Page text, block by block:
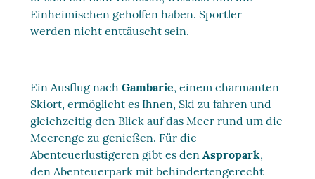
Einheimischen geholfen haben. Sportler
werden nicht enttäuscht sein.
Ein Ausflug nachGambarie, einem charmanten
Skiort, ermöglicht es Ihnen, Ski zu fahren und
gleichzeitig den Blick auf das Meer rund um die
Meerenge zu genießen. Für die
Abenteuerlustigeren gibt es denAspropark,
den Abenteuerpark mit behindertengerecht